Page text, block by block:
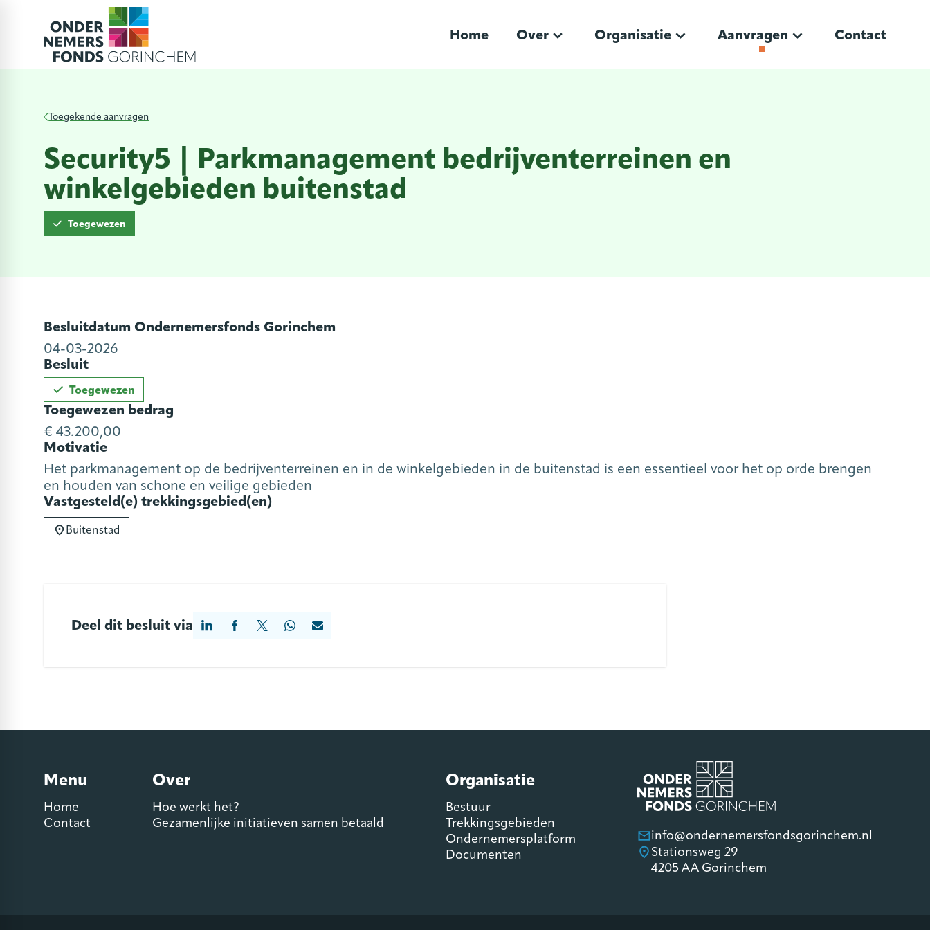
Home Over Organisatie Aanvragen Contact
Toegekende aanvragen
Security5 | Parkmanagement bedrijventerreinen en
winkelgebieden buitenstad
Toegewezen
Besluitdatum Ondernemersfonds Gorinchem
04-03-2026
Besluit
Toegewezen
Toegewezen bedrag
€ 43.200,00
Motivatie
Het parkmanagement op de bedrijventerreinen en in de winkelgebieden in de buitenstad is een essentieel voor het op orde brengen
en houden van schone en veilige gebieden
Vastgesteld(e) trekkingsgebied(en)
Buitenstad
Deel dit besluit via
Menu
Home
Contact
Over
Hoe werkt het?
Gezamenlijke initiatieven samen betaald
Organisatie
Bestuur
Trekkingsgebieden
Ondernemersplatform
Documenten
info@ondernemersfondsgorinchem.nl
Stationsweg 29
4205 AA Gorinchem